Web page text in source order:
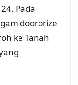
Pada
doorprize
ke Tanah